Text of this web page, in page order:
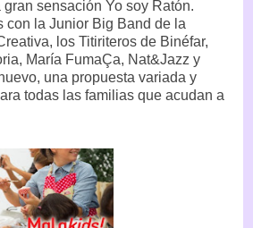
sensación Yo soy Ratón.
con la Junior Big Band de la
los Titiriteros de Binéfar,
María FumaÇa, Nat&Jazz y
una propuesta variada y
todas las familias que acudan a